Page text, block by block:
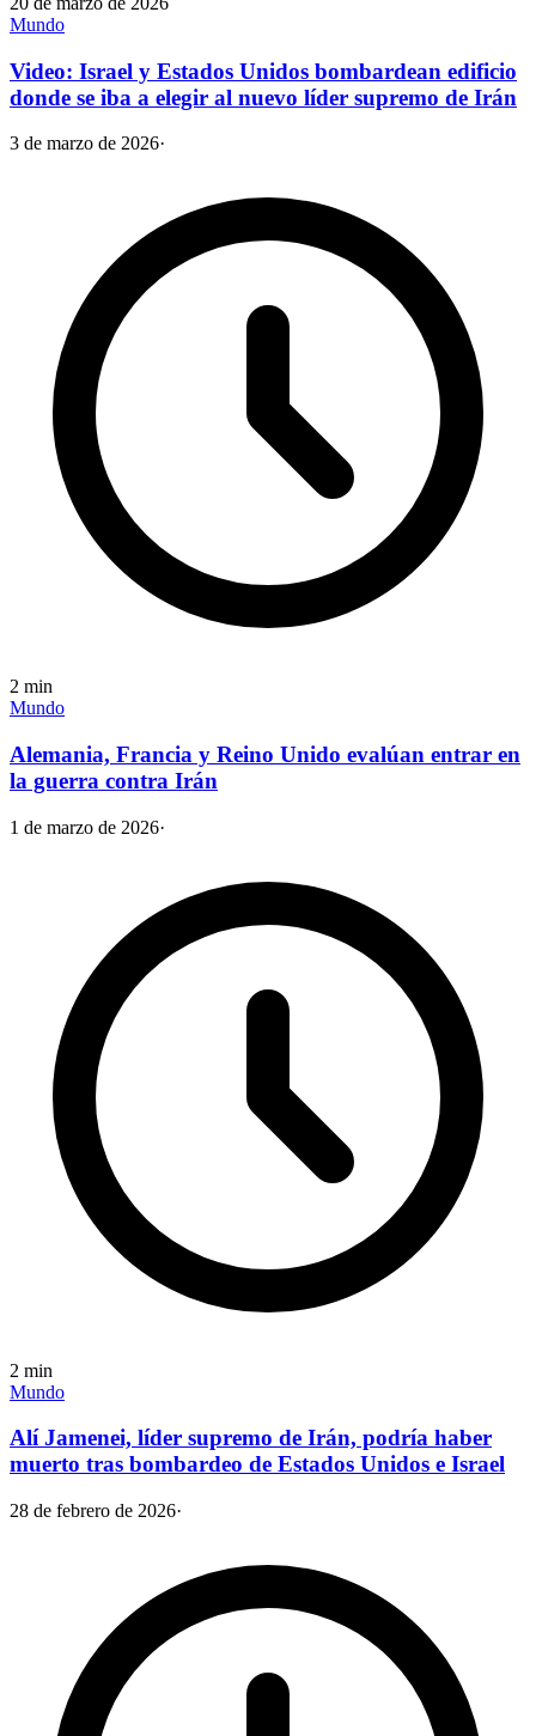
Mundo
Video: Israel y Estados Unidos bombardean edificio
donde se iba a elegir al nuevo líder supremo de Irán
3 de marzo de 2026·
2 min
Mundo
Alemania, Francia y Reino Unido evalúan entrar en
la guerra contra Irán
1 de marzo de 2026·
2 min
Mundo
Alí Jamenei, líder supremo de Irán, podría haber
muerto tras bombardeo de Estados Unidos e Israel
28 de febrero de 2026·